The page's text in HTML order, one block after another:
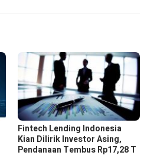
Fintech Lending Indonesia
Kian Dilirik Investor Asing,
Pendanaan Tembus Rp17,28 T